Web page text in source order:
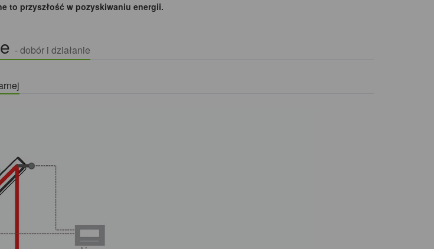
to przyszłość w pozyskiwaniu energii.
- dobór i działanie